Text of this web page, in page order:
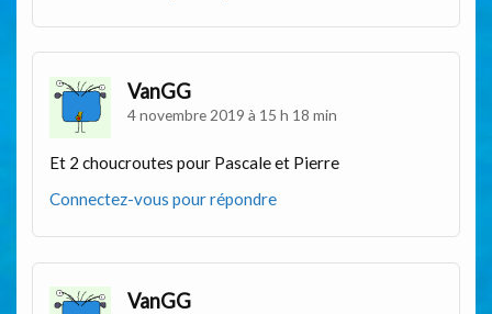
VanGG
4 novembre 2019 à 15 h 18 min
Et 2 choucroutes pour Pascale et Pierre
Connectez-vous pour répondre
VanGG